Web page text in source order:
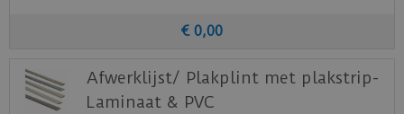
€ 0,00
Afwerklijst/ Plakplint met plakstrip-
Laminaat & PVC